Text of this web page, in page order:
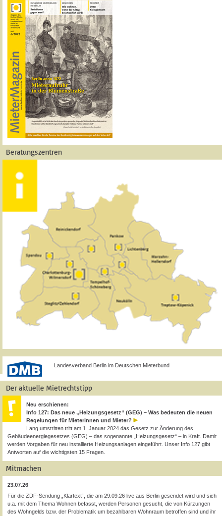
Beratungszentren
Landesverband Berlin im Deutschen Mieterbund
Der aktuelle Mietrechtstipp
Neu erschienen:
Info 127: Das neue „Heizungsgesetz“ (GEG) – Was bedeuten die neuen
Regelungen für Mieterinnen und Mieter?
Lang umstritten tritt am 1. Januar 2024 das Gesetz zur Änderung des
Gebäudeenergiegesetzes (GEG) – das sogenannte „Heizungsgesetz“ – in Kraft. Damit
werden Vorgaben für neu installierte Heizungsanlagen eingeführt. Unser Info 127 gibt
Antworten auf die wichtigsten 15 Fragen.
Mitmachen
23.07.26
Für die ZDF-Sendung „Klartext“, die am 29.09.26 live aus Berlin gesendet wird und sich
u.a. mit dem Thema Wohnen befasst, werden Personen gesucht, die von Kürzungen
des Wohngelds bzw. der Problematik um bezahlbaren Wohnraum betroffen sind und ihr